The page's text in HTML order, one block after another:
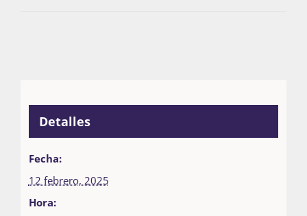
Detalles
Fecha:
12 febrero, 2025
Hora: